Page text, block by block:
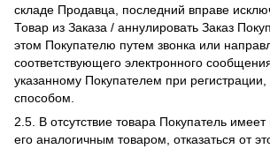
складе Продавца, последний вправе
Товар из Заказа / аннулировать Заказ
этом Покупателю путем звонка или
соответствующего электронного
указанному Покупателем при
способом.
2.5. В отсутствие товара Покупатель
его аналогичным товаром, отказаться от